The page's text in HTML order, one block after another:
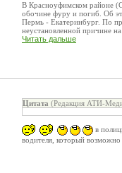
В Красноуфимском районе
обочине фуру и погиб. Об
Пермь - Екатеринбург. По
неустановленной причине
Читать дальше
Цитата (Редакция АТИ-
в
водителя, который